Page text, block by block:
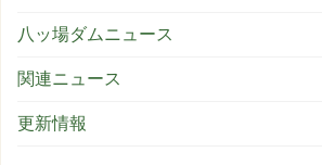
八ッ場ダムニュース
関連ニュース
更新情報